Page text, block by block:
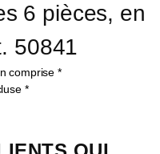
6 pièces, en
50841
comprise *
*